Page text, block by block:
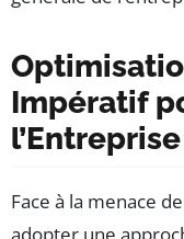
Impératif
l’Entreprise
Face à la menace
adopter une